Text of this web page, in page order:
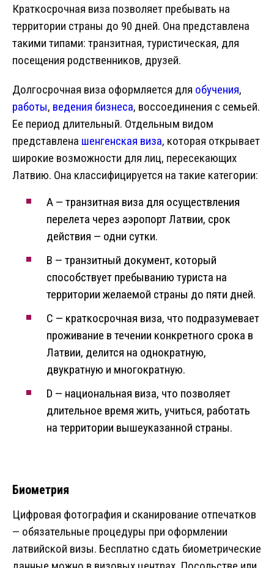
Краткосрочная виза позволяет пребывать на
территории страны до 90 дней. Она представлена
такими типами: транзитная, туристическая, для
посещения родственников, друзей.
Долгосрочная виза оформляется для обучения,
работы, ведения бизнеса, воссоединения с семьей.
Ее период длительный. Отдельным видом
представлена шенгенская виза, которая открывает
широкие возможности для лиц, пересекающих
Латвию. Она классифицируется на такие категории:
А — транзитная виза для осуществления
перелета через аэропорт Латвии, срок
действия — одни сутки.
В — транзитный документ, который
способствует пребыванию туриста на
территории желаемой страны до пяти дней.
С — краткосрочная виза, что подразумевает
проживание в течении конкретного срока в
Латвии, делится на однократную,
двукратную и многократную.
D — национальная виза, что позволяет
длительное время жить, учиться, работать
на территории вышеуказанной страны.
Биометрия
Цифровая фотография и сканирование отпечатков
— обязательные процедуры при оформлении
латвийской визы. Бесплатно сдать биометрические